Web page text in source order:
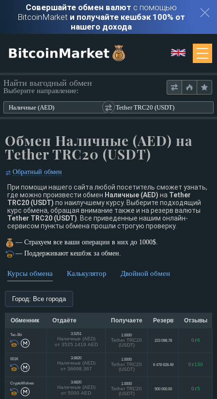
Совершайте обмен валют с помощью
BitcoinMarket и получайте кешбэк 100% от
нашего дохода
Обменники
Войти
Найти выгодный обмен
Выберите направление:
Наличные (AED) Tether TRC20 (USDT)
Обмен Наличные (AED) на
Tether TRC20 (USDT)
Обратный обмен
При помощи нашего сайта любой посетитель сможет узнать,
где можно произвести обмен Наличные (AED) на Tether
TRC20 (USDT) по наилучшему курсу. Выберите подходящий
курс обмена, обращая внимание также и на резерв валюты
Tether TRC20 (USDT) . Все приведенные нашим онлайн-
сервисом пункты обмена прошли строгую проверку.
— Страхуем все ваши операции в них до 1000$.
— Поддерживают кешбэк за обмен.
Курсы обмена Калькулятор Двойной обмен
Город: Все города
Обменник Отдаёте Получаете Резерв Отзывы
Tec-Bit 3.5251
Наличные (AED)
от 3525.1419 AED
1.0000
Tether TRC20
(USDT)
223 098.78 0 / 6
001K 3.6820
Наличные (AED)
от 36698.367
1.0000
Tether TRC20
(USDT)
6 478 628.49 0 / 130
CryptoWolves 3.6820
Наличные (AED)
от 5000 AED
1.0000
Tether TRC20
(USDT)
500 000.00 0 / 5